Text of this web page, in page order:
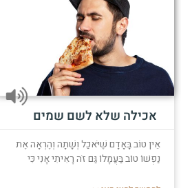
אכילה שלא לשם שמים
אֵין טוֹב בָּאָדָם שֶׁיֹּאכַל וְשָׁתָה וְהֶרְאָה אֶת
נַפְשׁוֹ טוֹב בַּעֲמָלוֹ גַּם זֹה רָאִיתִי אָנִי כִּי